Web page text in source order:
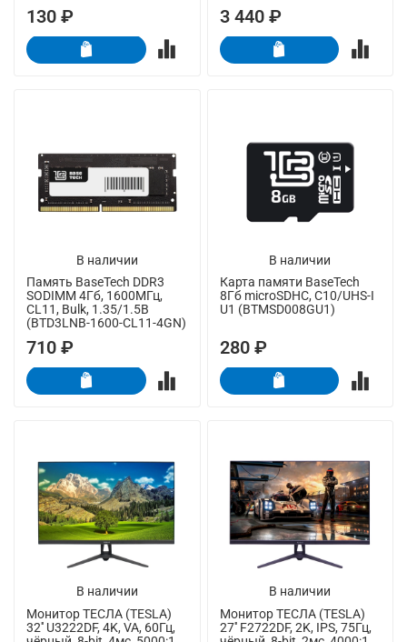
130 ₽ 3 440 ₽
В наличии
Память BaseTech DDR3
SODIMM 4Гб, 1600МГц,
CL11, Bulk, 1.35/1.5В
(BTD3LNB-1600-CL11-4GN)
710 ₽
В наличии
Карта памяти BaseTech
8Гб microSDHC, C10/UHS-I
U1 (BTMSD008GU1)
280 ₽
В наличии
Монитор ТЕСЛА (TESLA)
32'' U3222DF, 4K, VA, 60Гц,
В наличии
Монитор ТЕСЛА (TESLA)
27'' F2722DF, 2K, IPS, 75Гц,